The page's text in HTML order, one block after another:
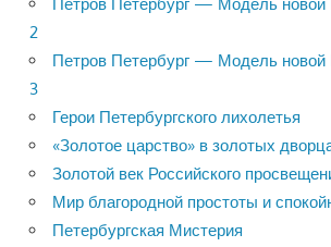
2
Петров Петербург — Модель
3
Герои Петербургского лихолетья
«Золотое царство» в золотых
Золотой век Российского
Мир благородной простоты и
Петербургская Мистерия